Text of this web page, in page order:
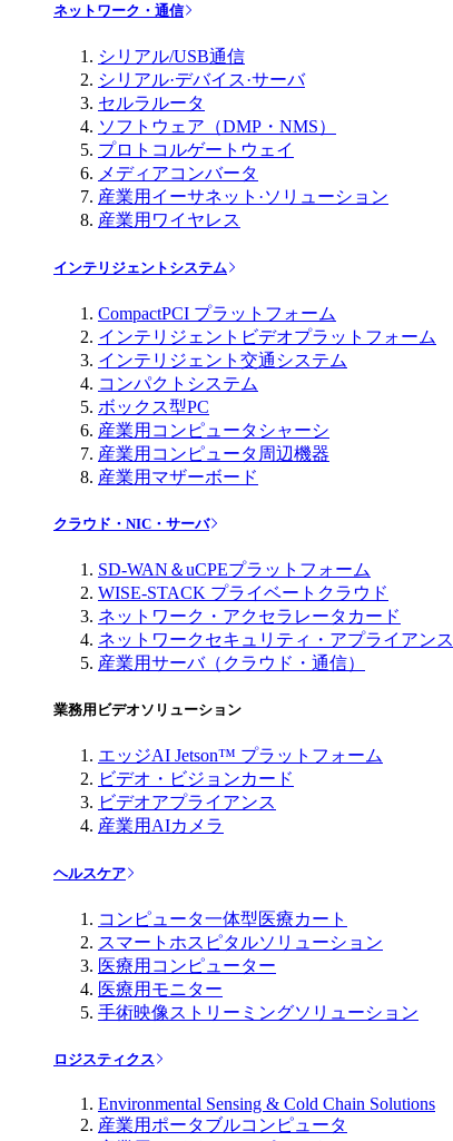
ネットワーク・通信
シリアル/USB通信
シリアル·デバイス·サーバ
セルラルータ
ソフトウェア（DMP・NMS）
プロトコルゲートウェイ
メディアコンバータ
産業用イーサネット·ソリューション
産業用ワイヤレス
インテリジェントシステム
CompactPCI プラットフォーム
インテリジェントビデオプラットフォーム
インテリジェント交通システム
コンパクトシステム
ボックス型PC
産業用コンピュータシャーシ
産業用コンピュータ周辺機器
産業用マザーボード
クラウド・NIC・サーバ
SD-WAN＆uCPEプラットフォーム
WISE-STACK プライベートクラウド
ネットワーク・アクセラレータカード
ネットワークセキュリティ・アプライアンス
産業用サーバ（クラウド・通信）
業務用ビデオソリューション
エッジAI Jetson™ プラットフォーム
ビデオ・ビジョンカード
ビデオアプライアンス
産業用AIカメラ
ヘルスケア
コンピュータ一体型医療カート
スマートホスピタルソリューション
医療用コンピューター
医療用モニター
手術映像ストリーミングソリューション
ロジスティクス
Environmental Sensing & Cold Chain Solutions
産業用ポータブルコンピュータ